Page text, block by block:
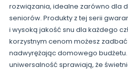
rozwiązania, idealne zarówno dla
seniorów. Produkty z tej serii
i wysoką jakość snu dla każdego
korzystnym cenom możesz
nadwyrężając domowego budżetu.
uniwersalność sprawiają, że